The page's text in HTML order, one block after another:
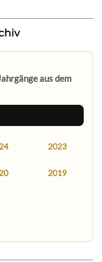
aus dem
2023
2019